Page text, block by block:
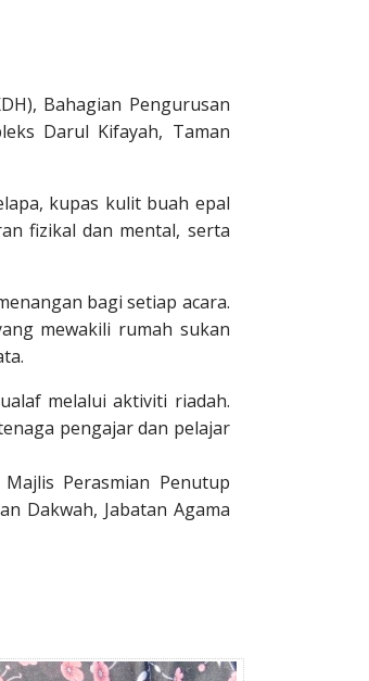
Bahagian Pengurusan
Darul Kifayah, Taman
kupas kulit buah epal
fizikal dan mental, serta
bagi setiap acara.
mewakili rumah sukan
melalui aktiviti riadah.
pengajar dan pelajar
Perasmian Penutup
Dakwah, Jabatan Agama